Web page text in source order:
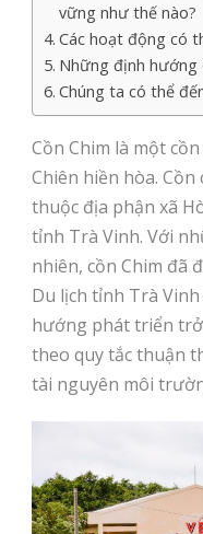
vững như thế nào?
Các hoạt động có
Những định hướng
Chúng ta có thể
Cồn Chim là một
Chiên hiền hòa. Cồn
thuộc địa phận xã
tỉnh Trà Vinh. Với
nhiên, cồn Chim đã
Du lịch tỉnh Trà
hướng phát triển
theo quy tắc thuận
tài nguyên môi